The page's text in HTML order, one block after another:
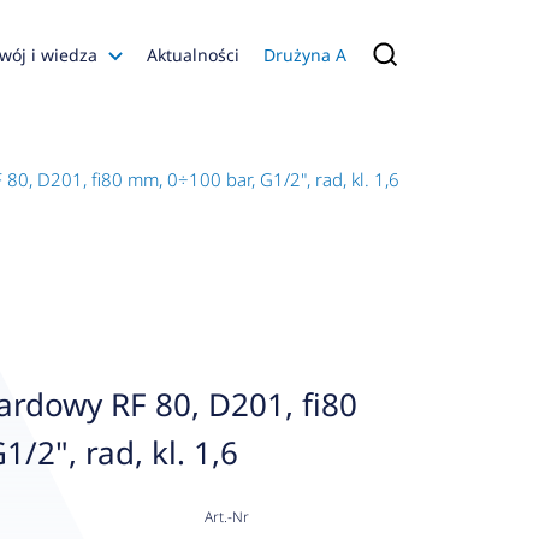
i wiedza
Konfiguratory
Aktualności Drużyna A
D201, fi80 mm, 0÷100 bar, G1/2", rad, kl. 1,6
RF 80, D201, fi80
2", rad, kl. 1,6
Art.-Nr